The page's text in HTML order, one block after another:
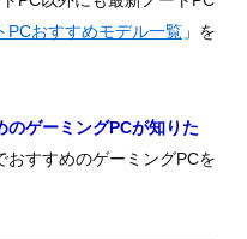
PCおすすめモデル一覧」を
のゲーミングPCが知りた
すすめのゲーミングPCを